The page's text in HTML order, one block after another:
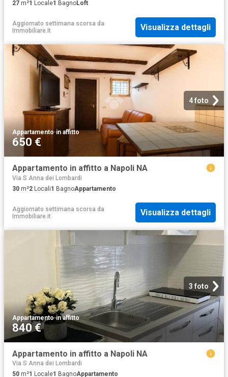
27 m²1 Locale1 BagnoLoft
Aggiornato settimana scorsa da
Immobiliare.it
Visualizza dettagli
4 foto
Appartamento·in affitto
650 €
Appartamento in affitto a Napoli NA
Via S Anna dei Lombardi
30 m²2 Locali1 BagnoAppartamento
Aggiornato settimana scorsa da
Immobiliare.it
Visualizza dettagli
3 foto
Appartamento·in affitto
840 €
Appartamento in affitto a Napoli NA
Via S Anna dei Lombardi
50 m²1 Locale1 BagnoAppartamento